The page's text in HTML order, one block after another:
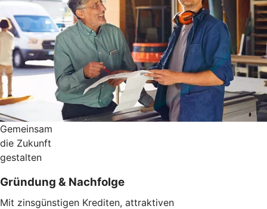
Gemeinsam
die Zukunft
gestalten
Gründung & Nachfolge
Mit zinsgünstigen Krediten, attraktiven